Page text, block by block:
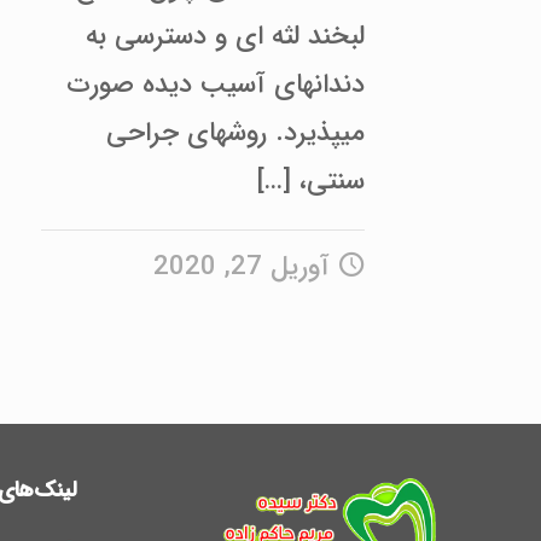
لبخند لثه­ ای و دسترسی به
دندان­های آسیب دیده صورت
می­پذیرد. روش­های جراحی
سنتی، […]
آوریل 27, 2020